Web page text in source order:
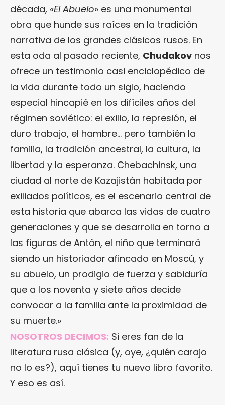
década, «El Abuelo» es una monumental
obra que hunde sus raíces en la tradición
narrativa de los grandes clásicos rusos. En
esta oda al pasado reciente, Chudakov nos
ofrece un testimonio casi enciclopédico de
la vida durante todo un siglo, haciendo
especial hincapié en los difíciles años del
régimen soviético: el exilio, la represión, el
duro trabajo, el hambre… pero también la
familia, la tradición ancestral, la cultura, la
libertad y la esperanza. Chebachinsk, una
ciudad al norte de Kazajistán habitada por
exiliados políticos, es el escenario central de
esta historia que abarca las vidas de cuatro
generaciones y que se desarrolla en torno a
las figuras de Antón, el niño que terminará
siendo un historiador afincado en Moscú, y
su abuelo, un prodigio de fuerza y sabiduría
que a los noventa y siete años decide
convocar a la familia ante la proximidad de
su muerte.»
NOSOTROS DECIMOS: Si eres fan de la
literatura rusa clásica (y, oye, ¿quién carajo
no lo es?), aquí tienes tu nuevo libro favorito.
Y eso es así.